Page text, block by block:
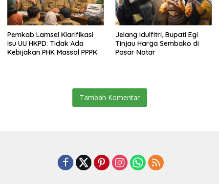
Pemkab Lamsel Klarifikasi
Isu UU HKPD: Tidak Ada
Kebijakan PHK Massal PPPK
Jelang Idulfitri, Bupati Egi
Tinjau Harga Sembako di
Pasar Natar
Tambah Komentar